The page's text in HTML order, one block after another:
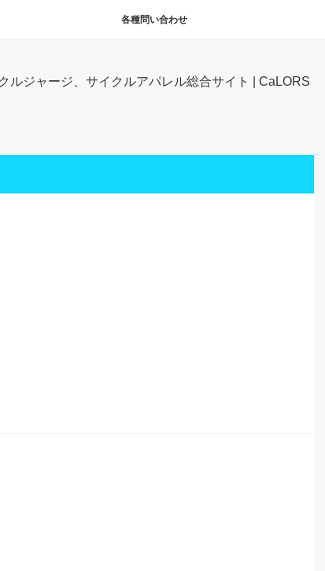
各種問い合わせ